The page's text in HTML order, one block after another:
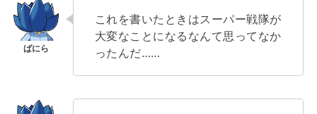
これを書いたときはスーパー戦隊が
大変なことになるなんて思ってなか
ったんだ……